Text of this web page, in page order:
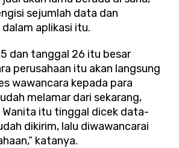
sejumlah data dan
aplikasi itu.
dan tanggal 26 itu besar
perusahaan itu akan langsung
wawancara kepada para
melamar dari sekarang,
Wanita itu tinggal dicek data-
dikirim, lalu diwawancarai
katanya.